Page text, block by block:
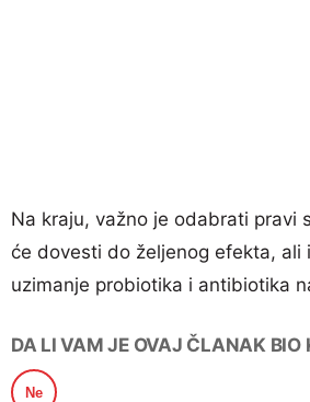
Na kraju, važno je odabrati pravi
će dovesti do željenog efekta, ali
uzimanje probiotika i antibiotika
DA LI VAM JE OVAJ ČLANAK BIO
Ne